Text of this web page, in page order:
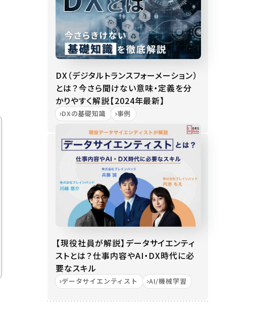
DX（デジタルトランスフォーメーション）
とは？今さら聞けない意味・定義を分
かりやすく解説【2024年最新】
DXの基礎知識 事例
【現役社員が解説】データサイエンティ
ストとは？仕事内容やAI・DX時代に必
要なスキル
データサイエンティスト AI/機械学習